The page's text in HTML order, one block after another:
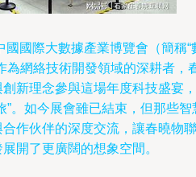
國際大數據產業博覽會（簡稱“
為網絡技術開發領域的深耕者，
新理念參與這場年度科技盛宴，
”。如今展會雖已結束，但那些智
作伙伴的深度交流，讓春曉物聯
開了更廣闊的想象空間。